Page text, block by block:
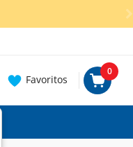
para
Favoritos
0